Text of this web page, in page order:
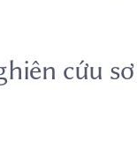
cứu